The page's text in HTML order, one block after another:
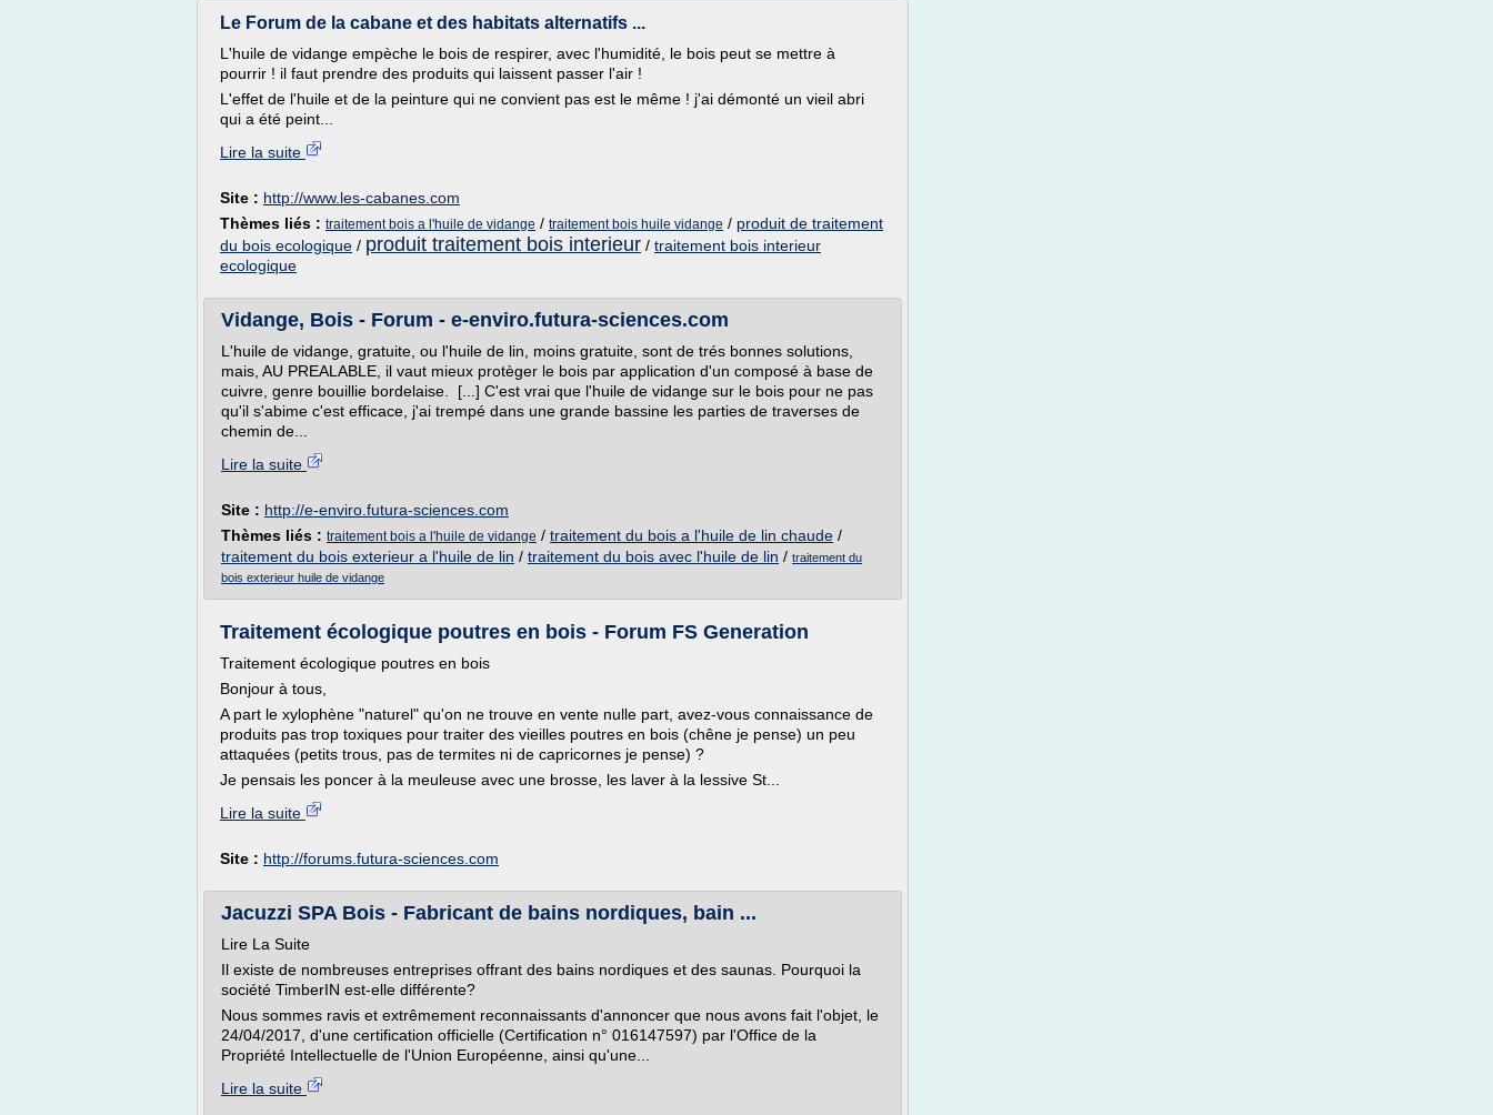
Le Forum de la cabane et des habitats alternatifs ...
L'huile de vidange empèche le bois de respirer, avec l'humidité, le bois peut se mettre à
pourrir ! il faut prendre des produits qui laissent passer l'air !
L'effet de l'huile et de la peinture qui ne convient pas est le même ! j'ai démonté un vieil abri
qui a été peint...
Lire la suite
Site : http://www.les-cabanes.com
Thèmes liés : traitement bois a l'huile de vidange / traitement bois huile vidange / produit de traitement
du bois ecologique / produit traitement bois interieur / traitement bois interieur
ecologique
Vidange, Bois - Forum - e-enviro.futura-sciences.com
L'huile de vidange, gratuite, ou l'huile de lin, moins gratuite, sont de trés bonnes solutions,
mais, AU PREALABLE, il vaut mieux protèger le bois par application d'un composé à base de
cuivre, genre bouillie bordelaise. [...] C'est vrai que l'huile de vidange sur le bois pour ne pas
qu'il s'abime c'est efficace, j'ai trempé dans une grande bassine les parties de traverses de
chemin de...
Lire la suite
Site : http://e-enviro.futura-sciences.com
Thèmes liés : traitement bois a l'huile de vidange / traitement du bois a l'huile de lin chaude /
traitement du bois exterieur a l'huile de lin / traitement du bois avec l'huile de lin / traitement du
bois exterieur huile de vidange
Traitement écologique poutres en bois - Forum FS Generation
Traitement écologique poutres en bois
Bonjour à tous,
A part le xylophène "naturel" qu'on ne trouve en vente nulle part, avez-vous connaissance de
produits pas trop toxiques pour traiter des vieilles poutres en bois (chêne je pense) un peu
attaquées (petits trous, pas de termites ni de capricornes je pense) ?
Je pensais les poncer à la meuleuse avec une brosse, les laver à la lessive St...
Lire la suite
Site : http://forums.futura-sciences.com
Jacuzzi SPA Bois - Fabricant de bains nordiques, bain ...
Lire La Suite
Il existe de nombreuses entreprises offrant des bains nordiques et des saunas. Pourquoi la
société TimberIN est-elle différente?
Nous sommes ravis et extrêmement reconnaissants d'annoncer que nous avons fait l'objet, le
24/04/2017, d'une certification officielle (Certification n° 016147597) par l'Office de la
Propriété Intellectuelle de l'Union Européenne, ainsi qu'une...
Lire la suite